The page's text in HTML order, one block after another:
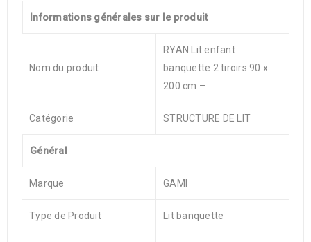
Informations générales sur le produit
Nom du produit
RYAN Lit enfant
banquette 2 tiroirs 90 x
200 cm –
Catégorie STRUCTURE DE LIT
Général
Marque GAMI
Type de Produit Lit banquette